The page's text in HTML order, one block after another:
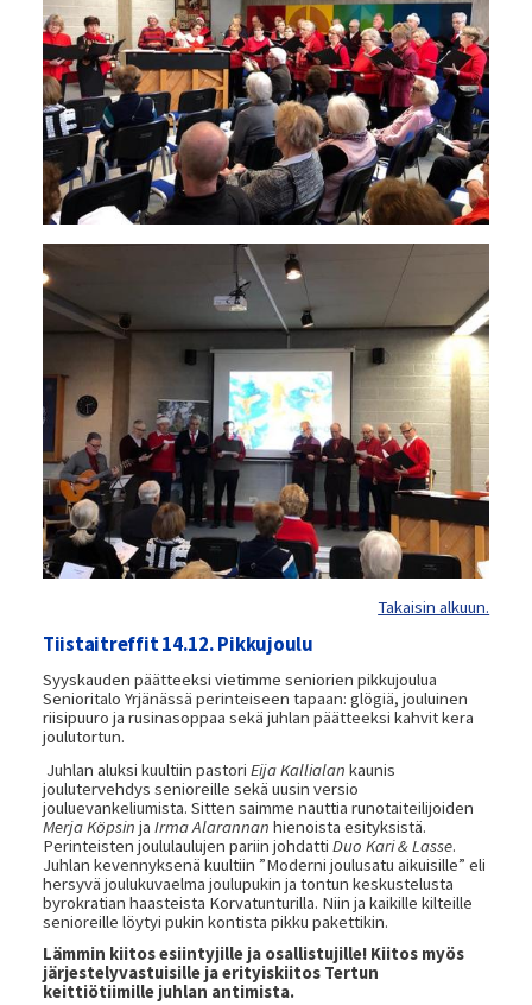
Takaisin alkuun.
Tiistaitreffit 14.12. Pikkujoulu
Syyskauden päätteeksi vietimme seniorien pikkujoulua
Senioritalo Yrjänässä perinteiseen tapaan: glögiä, jouluinen
riisipuuro ja rusinasoppaa sekä juhlan päätteeksi kahvit kera
joulutortun.
Juhlan aluksi kuultiin pastori Eija Kallialan kaunis
joulutervehdys senioreille sekä uusin versio
jouluevankeliumista. Sitten saimme nauttia runotaiteilijoiden
Merja Köpsin ja Irma Alarannan hienoista esityksistä.
Perinteisten joululaulujen pariin johdatti Duo Kari & Lasse.
Juhlan kevennyksenä kuultiin ”Moderni joulusatu aikuisille” eli
hersyvä joulukuvaelma joulupukin ja tontun keskustelusta
byrokratian haasteista Korvatunturilla. Niin ja kaikille kilteille
senioreille löytyi pukin kontista pikku pakettikin.
Lämmin kiitos esiintyjille ja osallistujille! Kiitos myös
järjestelyvastuisille ja erityiskiitos Tertun
keittiötiimille juhlan antimista.